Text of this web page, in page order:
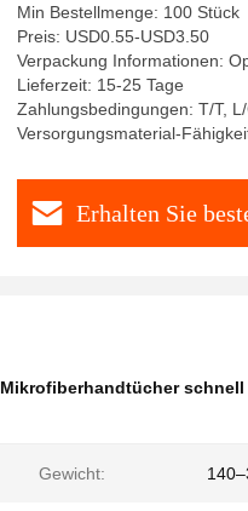
Min Bestellmenge: 100 Stück
Preis: USD0.55-USD3.50
Verpackung Informationen:
Lieferzeit: 15-25 Tage
Zahlungsbedingungen: T/T,
Versorgungsmaterial-
Erhalten Sie
Mikrofiberhandtücher
Gewicht: